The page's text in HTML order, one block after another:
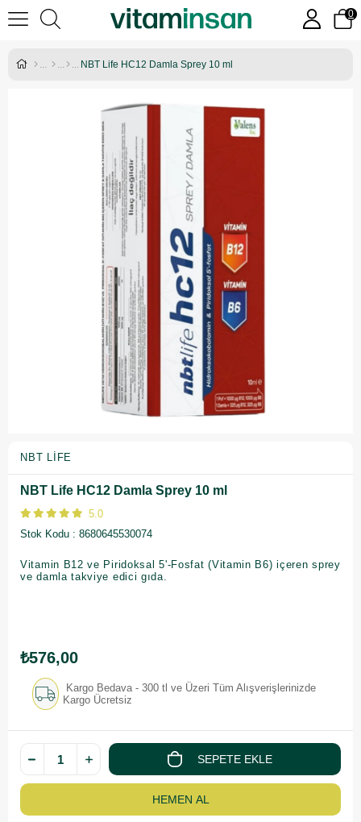
0
NBT Life HC12 Damla Sprey 10 ml
NBT LIFE
NBT Life HC12 Damla Sprey 10 ml
5.0
Stok Kodu
8680645530074
Vitamin B12 ve Piridoksal 5'-Fosfat (Vitamin B6) içeren sprey
ve damla takviye edici gıda.
₺576,00
Kargo Bedava - 300 tl ve Üzeri Tüm Alışverişlerinizde
Kargo Ücretsiz